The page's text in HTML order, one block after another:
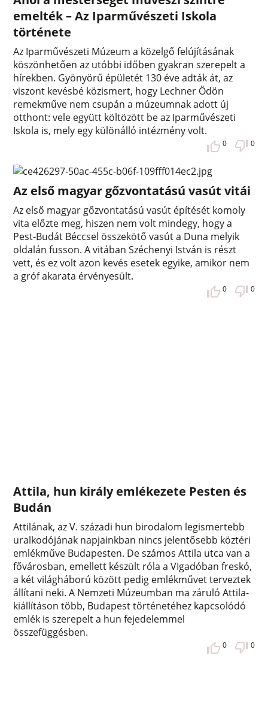
emelték – Az Iparművészeti Iskola
története
Az Iparművészeti Múzeum a közelgő felújításának
köszönhetően az utóbbi időben gyakran szerepelt a
hírekben. Gyönyörű épületét 130 éve adták át, az
viszont kevésbé közismert, hogy Lechner Ödön
remekműve nem csupán a múzeumnak adott új
otthont: vele együtt költözött be az Iparművészeti
Iskola is, mely egy különálló intézmény volt.
0 0
Az első magyar gőzvontatású vasút vitái
Az első magyar gőzvontatású vasút építését komoly
vita előzte meg, hiszen nem volt mindegy, hogy a
Pest-Budát Béccsel összekötő vasút a Duna melyik
oldalán fusson. A vitában Széchenyi István is részt
vett, és ez volt azon kevés esetek egyike, amikor nem
a gróf akarata érvényesült.
0 0
Attila, hun király emlékezete Pesten és
Budán
Attilának, az V. századi hun birodalom legismertebb
uralkodójának napjainkban nincs jelentősebb köztéri
emlékműve Budapesten. De számos Attila utca van a
fővárosban, emellett készült róla a VIgadóban freskó,
a két világháború között pedig emlékművet terveztek
állítani neki. A Nemzeti Múzeumban ma záruló Attila-
kiállításon több, Budapest történetéhez kapcsolódó
emlék is szerepelt a hun fejedelemmel
összefüggésben.
0 0